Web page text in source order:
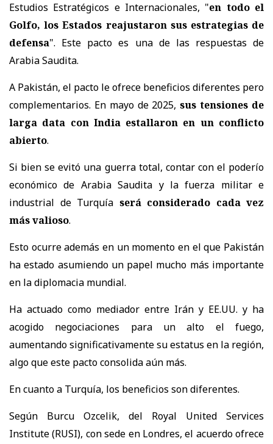
Estudios Estratégicos e Internacionales, "en todo el
Golfo, los Estados reajustaron sus estrategias de
defensa". Este pacto es una de las respuestas de
Arabia Saudita.
A Pakistán, el pacto le ofrece beneficios diferentes pero
complementarios. En mayo de 2025,sus tensiones de
larga data con India estallaron en un conflicto
abierto.
Si bien se evitó una guerra total, contar con el poderío
económico de Arabia Saudita y la fuerza militar e
industrial de Turquía será considerado cada vez
más valioso.
Esto ocurre además en un momento en el que Pakistán
ha estado asumiendo un papel mucho más importante
en la diplomacia mundial.
Ha actuado como mediador entre Irán y EE.UU. y ha
acogido negociaciones para un alto el fuego,
aumentando significativamente su estatus en la región,
algo que este pacto consolida aún más.
En cuanto a Turquía, los beneficios son diferentes.
Según Burcu Ozcelik, del Royal United Services
Institute (RUSI), con sede en Londres, el acuerdo ofrece